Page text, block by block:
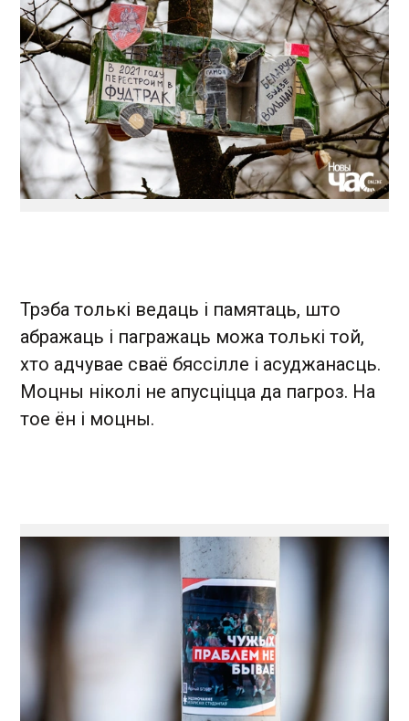
Трэба толькі ведаць і памятаць, што
абражаць і пагражаць можа толькі той,
хто адчувае сваё бяссілле і асуджанасць.
Моцны ніколі не апусціцца да пагроз. На
тое ён і моцны.